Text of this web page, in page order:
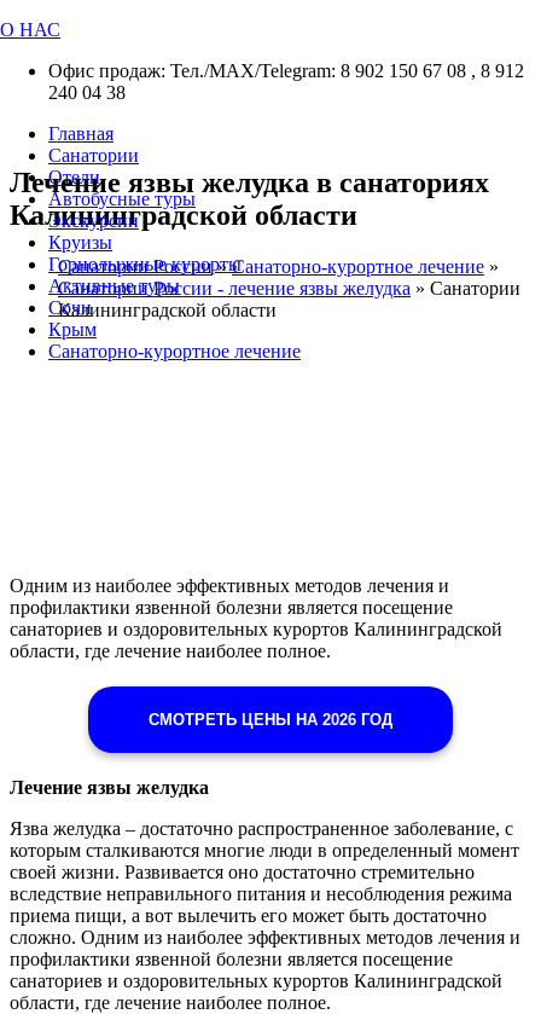
О НАС
Офис продаж: Тел./МАХ/Telegram: 8 902 150 67 08 , 8 912
240 04 38
Главная
Санатории
Отели
Автобусные туры
Экскурсии
Круизы
Горнолыжные курорты
Активные туры
Сочи
Крым
Санаторно-курортное лечение
Лечение язвы желудка в санаториях
Калининградской области
Санатории России»Санаторно-курортное лечение »
Санатории России - лечение язвы желудка » Санатории
Калининградской области
Одним из наиболее эффективных методов лечения и
профилактики язвенной болезни является посещение
санаториев и оздоровительных курортов Калининградской
области, где лечение наиболее полное.
СМОТРЕТЬ ЦЕНЫ НА 2026 ГОД
Лечение язвы желудка
Язва желудка – достаточно распространенное заболевание, с
которым сталкиваются многие люди в определенный момент
своей жизни. Развивается оно достаточно стремительно
вследствие неправильного питания и несоблюдения режима
приема пищи, а вот вылечить его может быть достаточно
сложно. Одним из наиболее эффективных методов лечения и
профилактики язвенной болезни является посещение
санаториев и оздоровительных курортов Калининградской
области, где лечение наиболее полное.